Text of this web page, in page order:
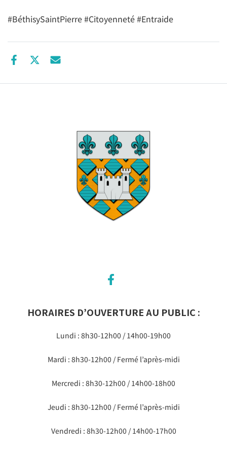
#BéthisySaintPierre #Citoyenneté #Entraide
HORAIRES D’OUVERTURE AU PUBLIC :
Lundi : 8h30-12h00 / 14h00-19h00
Mardi : 8h30-12h00 / Fermé l’après-midi
Mercredi : 8h30-12h00 / 14h00-18h00
Jeudi : 8h30-12h00 / Fermé l’après-midi
Vendredi : 8h30-12h00 / 14h00-17h00